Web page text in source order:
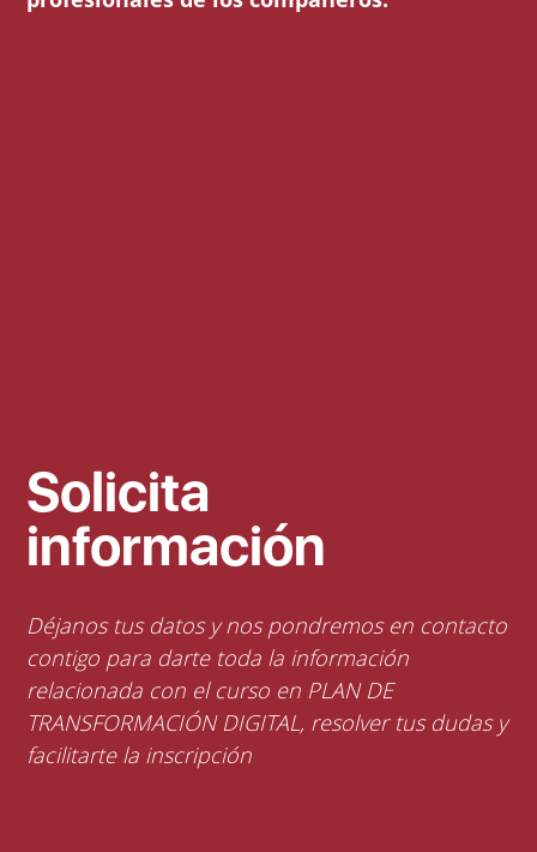
Solicita
información
Déjanos tus datos y nos pondremos en contacto
contigo para darte toda la información
relacionada con el curso en PLAN DE
TRANSFORMACIÓN DIGITAL, resolver tus dudas y
facilitarte la inscripción